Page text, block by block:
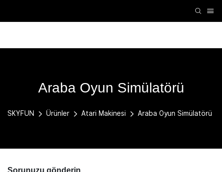
Araba Oyun Simülatörü
SKYFUN Ürünler Atari Makinesi Araba Oyun Simülatörü
Sorunuzu gönderin